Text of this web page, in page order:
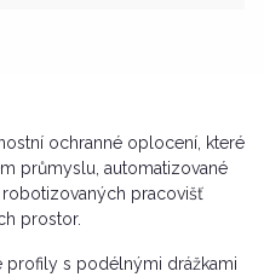
ochranné oplocení, které
průmyslu, automatizované
pracovišť
prostor.
profily s podélnými drážkami